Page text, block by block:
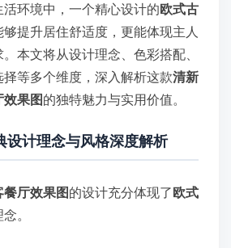
环境中，一个精心设计的欧式古
够提升居住舒适度，更能体现主人
本文将从设计理念、色彩搭配、
等多个维度，深入解析这款清新
果图的独特魅力与实用价值。
设计理念与风格深度解析
厅效果图的设计充分体现了欧式
。